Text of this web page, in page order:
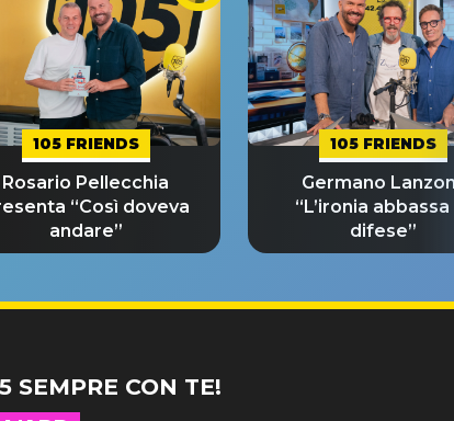
105 FRIENDS
Rosario Pellecchia
“Così doveva
andare”
105 FRIENDS
Germano
“L’ironia abbassa
difese”
SEMPRE CON TE!